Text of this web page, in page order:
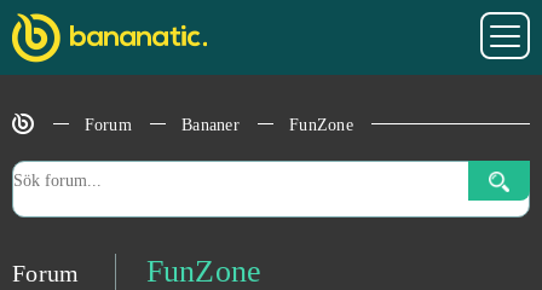
Forum Bananer FunZone
Forum FunZone